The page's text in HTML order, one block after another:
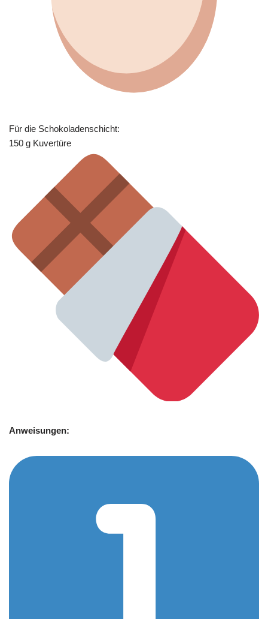
Für die Schokoladenschicht:
150 g Kuvertüre
Anweisungen: